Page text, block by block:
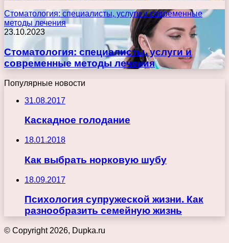
Стоматология: специалисты, услуги и современные
методы лечения
23.10.2023
Стоматология: специалисты, услуги и
современные методы лечения
Популярные новости
31.08.2017
Каскадное голодание
18.01.2018
Как выбрать норковую шубу
18.09.2017
Психология супружеской жизни. Как
разнообразить семейную жизнь
© Copyright 2026, Dupka.ru